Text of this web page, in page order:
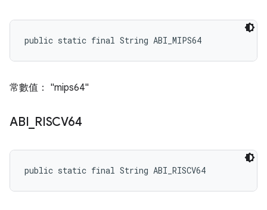
public static final String ABI_MIPS64
常數值： "mips64"
ABI RISCV64
public static final String ABI_RISCV64